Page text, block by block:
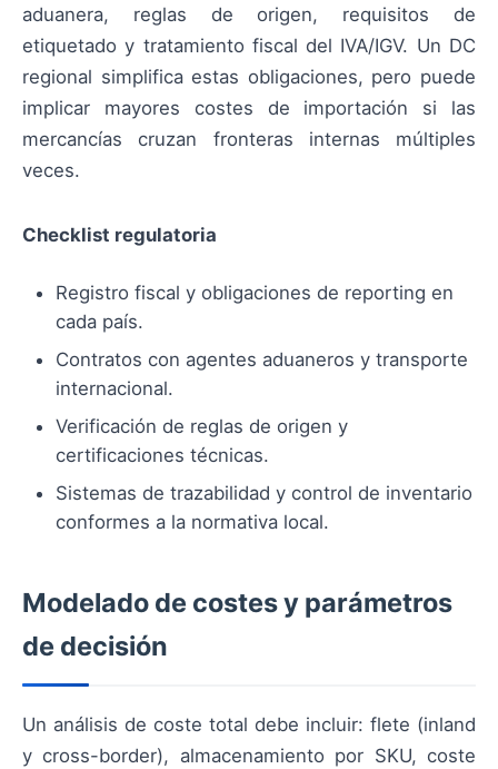
aduanera, reglas de origen, requisitos de
etiquetado y tratamiento fiscal del IVA/IGV. Un DC
regional simplifica estas obligaciones, pero puede
implicar mayores costes de importación si las
mercancías cruzan fronteras internas múltiples
veces.
Checklist regulatoria
Registro fiscal y obligaciones de reporting en
cada país.
Contratos con agentes aduaneros y transporte
internacional.
Verificación de reglas de origen y
certificaciones técnicas.
Sistemas de trazabilidad y control de inventario
conformes a la normativa local.
Modelado de costes y parámetros
de decisión
Un análisis de coste total debe incluir: flete (inland
y cross-border), almacenamiento por SKU, coste